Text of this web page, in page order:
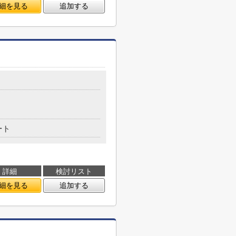
を見る 追加する
詳細
検討リスト
を見る 追加する